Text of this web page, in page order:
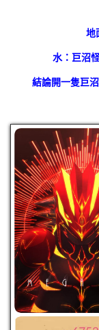
地
水：巨沼
結論開一隻巨